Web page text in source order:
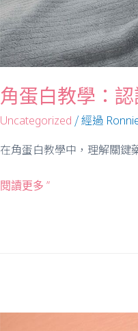
角蛋白教學：
Uncategorized / 經過
在角蛋白教學中，理解關
閱讀更多 ”